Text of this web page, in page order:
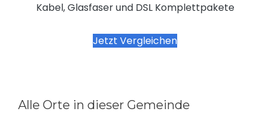
Kabel, Glasfaser und DSL Komplettpakete
Jetzt Vergleichen
Alle Orte in dieser Gemeinde